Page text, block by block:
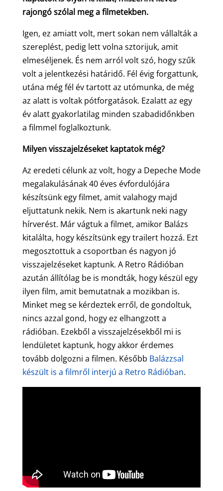
rajongó szólal meg a filmetekben.
Igen, ez amiatt volt, mert sokan nem vállalták a
szereplést, pedig lett volna sztorijuk, amit
elmeséljenek. És nem arról volt szó, hogy szűk
volt a jelentkezési határidő. Fél évig forgattunk,
utána még fél év tartott az utómunka, de még
az alatt is voltak pótforgatások. Ezalatt az egy
év alatt gyakorlatilag minden szabadidőnkben
a filmmel foglalkoztunk.
Milyen visszajelzéseket kaptatok még?
Az eredeti célunk az volt, hogy a Depeche Mode
megalakulásának 40 éves évfordulójára
készítsünk egy filmet, amit valahogy majd
eljuttatunk nekik. Nem is akartunk neki nagy
hírverést. Már vágtuk a filmet, amikor Balázs
kitalálta, hogy készítsünk egy trailert hozzá. Ezt
megosztottuk a csoportban és nagyon jó
visszajelzéseket kaptunk. A Retro Rádióban
azután állítólag be is mondták, hogy készül egy
ilyen film, amit bemutatnak a mozikban is.
Minket meg se kérdeztek erről, de gondoltuk,
nincs azzal gond, hogy ez elhangzott a
rádióban. Ezekből a visszajelzésekből mi is
lendületet kaptunk, hogy akkor érdemes
tovább dolgozni a filmen. Később Balázzsal
készült is a filmről interjú a Retro Rádióban.